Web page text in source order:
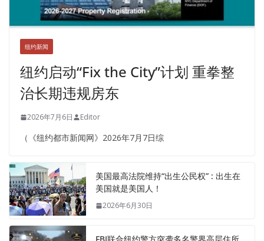
纽约新闻
纽约启动“Fix the City”计划 重拳整
治长期违规房东
2026年7月6日 Editor
（《纽约都市新闻网》2026年7月7日综
美国最高法院维持“出生公民权” : 出生在
美国就是美国人！
2026年6月30日